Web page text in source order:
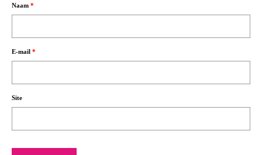
Naam *
E-mail *
Site